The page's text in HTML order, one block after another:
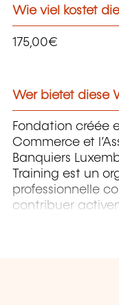
Wie viel kostet
175,00€
Wer bietet diese
Fondation créée
Commerce et
Banquiers
Training est un
professionnelle
contribuer
les